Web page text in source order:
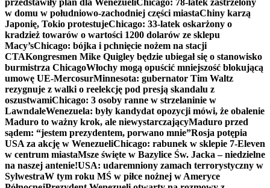
w domu w południowo-zachodniej części miastaChiny karzą
Japonię, Tokio protestujeChicago: 33-latek oskarżony o
kradzież towarów o wartości 1200 dolarów ze sklepu
Macy’sChicago: bójka i pchnięcie nożem na stacji
CTAKongresmen Mike Quigley będzie ubiegał się o stanowisko
burmistrza ChicagoWłochy mogą opuścić mniejszość blokującą
umowę UE-MercosurMinnesota: gubernator Tim Waltz
rezygnuje z walki o reelekcję pod presją skandalu z
oszustwamiChicago: 3 osoby ranne w strzelaninie w
LawndaleWenezuela: były kandydat opozycji mówi, że obalenie
Maduro to ważny krok, ale niewystarczającyMaduro przed
sądem: “jestem prezydentem, porwano mnie”Rosja potępia
USA za akcję w WenezueliChicago: rabunek w sklepie 7-Eleven
w centrum miastaMsze święte w Bazylice Św. Jacka – niedzielne
na naszej antenie!USA: udaremniony zamach terrorystyczny w
SylwestraW tym roku MŚ w piłce nożnej w Ameryce